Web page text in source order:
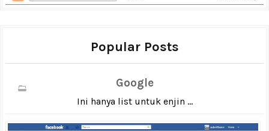
Popular Posts
Google
Ini hanya list untuk enjin ...